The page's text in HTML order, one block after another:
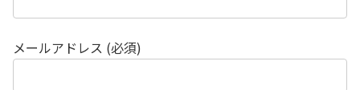
メールアドレス (必須)